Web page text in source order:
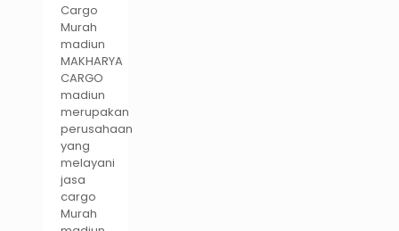
Cargo
Murah
madiun
MAKHARYA
CARGO
madiun
merupakan
perusahaan
yang
melayani
jasa
cargo
Murah